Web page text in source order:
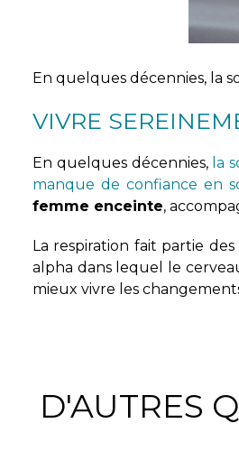
En quelques décennies, la
VIVRE
En quelques décennies, la
manque de confiance en
femme enceinte,
La respiration fait partie des
alpha dans lequel le
mieux vivre les
D'AUTRES